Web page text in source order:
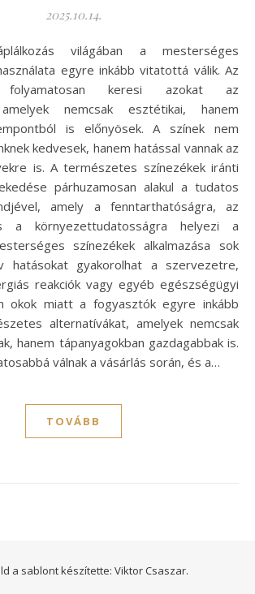
2025.10.14.
egyre inkább vitatottá válik. Az
folyamatosan keresi azokat az
nemcsak esztétikai, hanem
is előnyösek. A színek nem
kedvesek, hanem hatással vannak az
is. A természetes színezékek iránti
párhuzamosan alakul a tudatos
amely a fenntarthatóságra, az
a környezettudatosságra helyezi a
színezékek alkalmazása sok
hatásokat gyakorolhat a szervezetre,
reakciók vagy egyéb egészségügyi
okok miatt a fogyasztók egyre inkább
alternatívákat, amelyek nemcsak
hanem tápanyagokban gazdagabbak is.
válnak a vásárlás során, és a…
TOVÁBB
a sablont készítette: Viktor Csaszar.